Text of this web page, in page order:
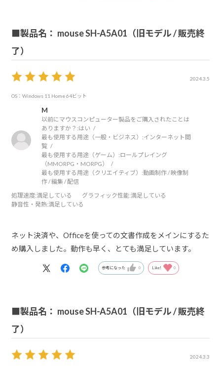
■製品名： mouse SH-A5A01（旧モデル / 販売終
了）
2024.3.5
OS：Windows 11 Home 64ビット
M
以前にマウスコンピューター製品をご購入されたことは
ありますか？:はい
最も使用する用途（一般・ビジネス）:インターネット閲
覧
最も使用する用途（ゲーム）:ロールプレイング
（MMORPG・MORPG）
最も使用する用途（クリエイティブ）:動画制作 / 映像制
作 / 編集 / 配信
処理速度:満足している グラフィック性能:満足している
静音性・発熱:満足している
ネット決済や、Officeを使っての文書作成をメインにするた
め購入しました。動作も早く、とても満足しています。
参考になった 0 Like! 0
■製品名： mouse SH-A5A01（旧モデル / 販売終
了）
2024.3.3